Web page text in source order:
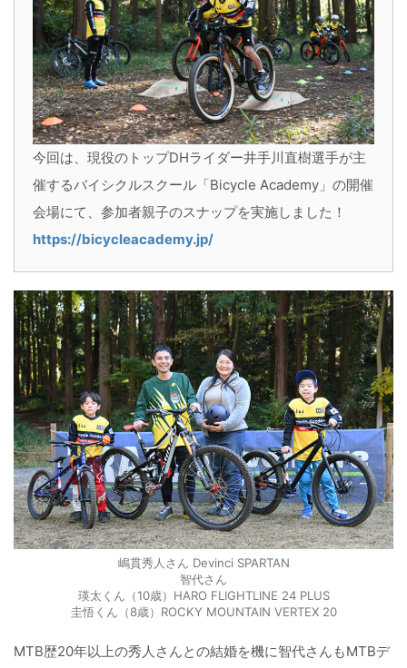
今回は、現役のトップDHライダー井手川直樹選手が主
催するバイシクルスクール「Bicycle Academy」の開催
会場にて、参加者親子のスナップを実施しました！
https://bicycleacademy.jp/
嶋貫秀人さん Devinci SPARTAN
智代さん
瑛太くん（10歳）HARO FLIGHTLINE 24 PLUS
圭悟くん（8歳）ROCKY MOUNTAIN VERTEX 20
MTB歴20年以上の秀人さんとの結婚を機に智代さんもMTBデ